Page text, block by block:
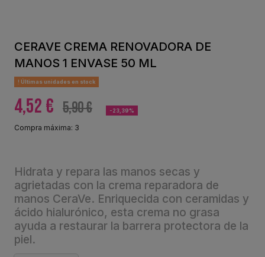
CERAVE CREMA RENOVADORA DE
MANOS 1 ENVASE 50 ML
Últimas unidades en stock
4,52 € 5,90 € -23,39%
Compra máxima: 3
Hidrata y repara las manos secas y
agrietadas con la crema reparadora de
manos CeraVe. Enriquecida con ceramidas y
ácido hialurónico, esta crema no grasa
ayuda a restaurar la barrera protectora de la
piel.